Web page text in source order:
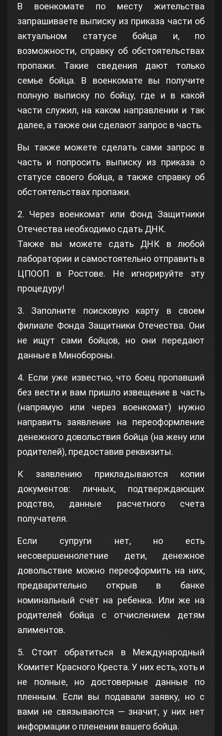
В военкомате по месту жительства
запрашиваете выписку из приказа части об
актуальном статусе бойца и, по
возможности, справку об обстоятельствах
пропажи. Такие сведения дают только
семье бойца. В военкомате вы получите
полную выписку по бойцу, где и в какой
части служил, на каком направлении и так
далее, а также они сделают запрос в часть.
Вы также можете сделать сами запрос в
часть и попросить выписку из приказа о
статусе своего бойца, а также справку об
обстоятельствах пропажи.
2. Через военкомат или Фонд Защитники
Отечества необходимо сдать ДНК.
Также вы можете сдать ДНК в любой
лаборатории и самостоятельно отправить в
ЦПООП в Ростове. Не игнорируйте эту
процедуру!
3. Заполните поисковую карту в своем
филиале Фонда Защитники Отечества. Они
не ищут сами бойцов, но они передают
данные в Минобороны.
4. Если уже известно, что боец пропавший
без вести и вам пришло извещение в часть
(напрямую или через военкомат) нужно
направить заявление на переоформление
денежного довольствия бойца (на жену или
родителей), предоставив реквизиты.
К заявлению прикладываются копии
документов: личных, подтверждающих
родство, данные расчетного счета
получателя.
Если супруги нет, но есть
несовершеннолетние дети, денежное
довольствие можно переоформить на них,
предварительно открыв в банке
номинальный счёт на ребенка. Или же на
родителей бойца с отчислением детям
алиментов.
5. Стоит обратиться в Международный
Комитет Красного Креста. У них есть, хоть и
не полные, но достоверные данные по
пленным. Если вы подавали заявку, но с
вами не связываются — значит, у них нет
информации о пленении вашего бойца.